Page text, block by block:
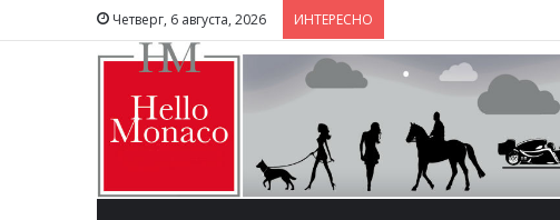
Четверг, 6 августа, 2026 ИНТЕРЕСНО